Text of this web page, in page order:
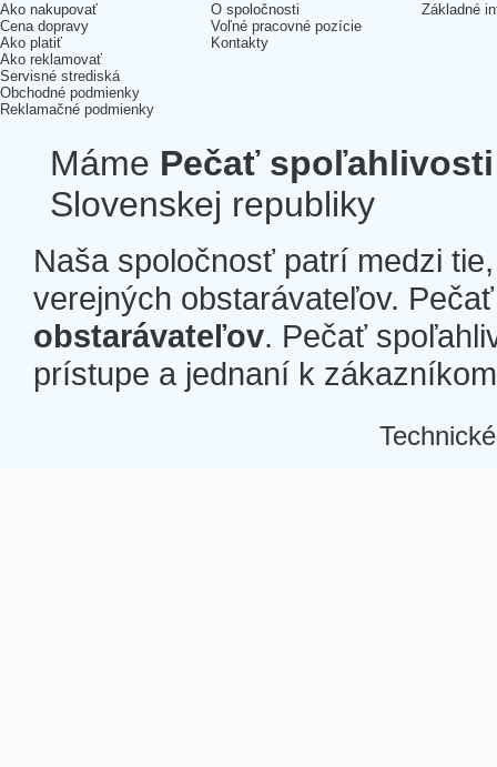
Ako nakupovať
Cena dopravy
Ako platiť
Ako reklamovať
Servisné strediská
Obchodné podmienky
Reklamačné podmienky
O spoločnosti
Voľné pracovné pozície
Kontakty
Základné
Máme Pečať spoľahlivosti
Slovenskej republiky
Naša spoločnosť patrí medzi
verejných obstarávateľov.
obstarávateľov. Pečať
prístupe a jednaní k